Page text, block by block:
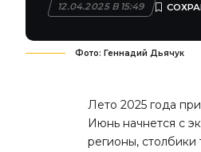
12.04.2025 В 15:49
Фото: Геннадий Дьячук
Лето 2025 года
Июнь начнется с
регионы, столбики